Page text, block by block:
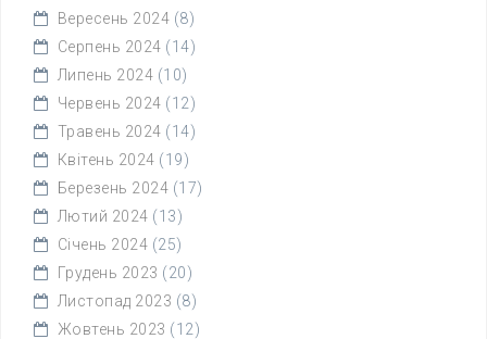
Вересень 2024 (8)
Серпень 2024 (14)
Липень 2024 (10)
Червень 2024 (12)
Травень 2024 (14)
Квітень 2024 (19)
Березень 2024 (17)
Лютий 2024 (13)
Січень 2024 (25)
Грудень 2023 (20)
Листопад 2023 (8)
Жовтень 2023 (12)